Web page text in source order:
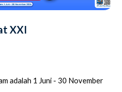
XXI
adalah 1 Juni - 30 November